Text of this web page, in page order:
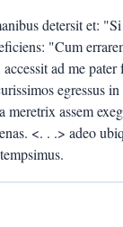
detersit et:
"Cum
ad me
egressus
meretrix assem
<. . .> adeo